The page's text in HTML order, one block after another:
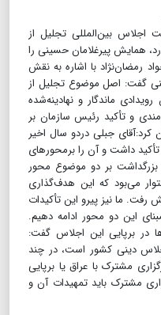
اجلاس بین‌المللی تجلیل از
همایش پیرغلامان حسینی را
رمضان‌نژاد با اشاره به نقش
گفت: اصل موضوع تجلیل از
ماندگار و نهادینه‌‌شده
و تأکید رئیس سازمان بر
کرد:آقای جبلی دردو سال اخیر
داشت و آن را برمحورهای
بزرگداشت بر دو موضوع محور
می‌بود که این هدف‌گذاری
رفت. ما نیز پیرو این تأکیدات
این دو محور ادامه دهیم.
در برپایی این اجلاس گفت:
دینی کشور است، در چند
مشترک با عراق یا برپایی
مشترک باید تمهیدات آن و